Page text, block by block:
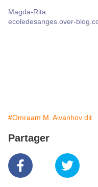
Magda-Rita
ecoledesanges.over-
#Omraam M. Aivanhov dit
Partager